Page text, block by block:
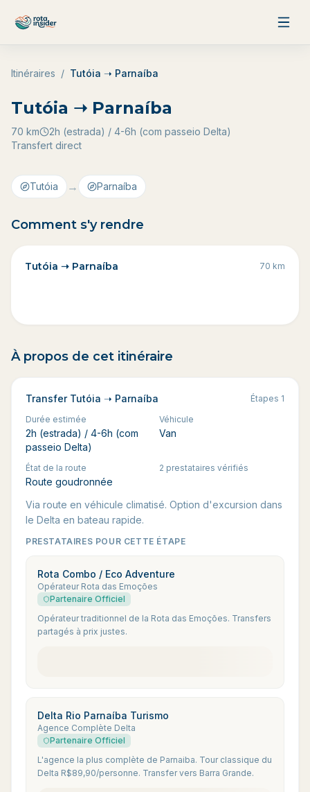
Itinéraires / Tutóia ➝ Parnaíba
Tutóia ➝ Parnaíba
70 km
2h (estrada) / 4-6h (com passeio Delta)
Transfert direct
Tutóia → Parnaíba
Comment s'y rendre
Tutóia ➝ Parnaíba 70 km
À propos de cet itinéraire
Transfer Tutóia ➝ Parnaíba Étapes 1
Durée estimée
2h (estrada) / 4-6h (com
passeio Delta)
Véhicule
Van
État de la route
Route goudronnée
2 prestataires vérifiés
Via route en véhicule climatisé. Option d'excursion dans
le Delta en bateau rapide.
PRESTATAIRES POUR CETTE ÉTAPE
Rota Combo / Eco Adventure
Opérateur Rota das Emoções
Partenaire Officiel
Opérateur traditionnel de la Rota das Emoções. Transfers
partagés à prix justes.
Delta Rio Parnaíba Turismo
Agence Complète Delta
Partenaire Officiel
L'agence la plus complète de Parnaiba. Tour classique du
Delta R$89,90/personne. Transfer vers Barra Grande.